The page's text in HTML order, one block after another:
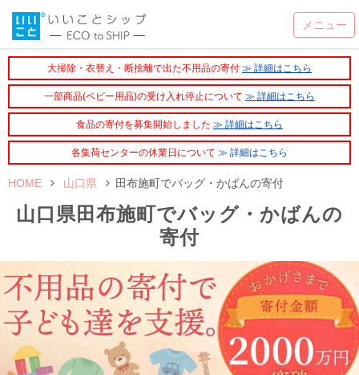
大掃除・衣替え・断捨離で出た不用品の寄付 ≫ 詳細はこちら
一部商品(ベビー用品)の受け入れ停止について ≫ 詳細はこちら
食品の寄付を募集開始しました ≫ 詳細はこちら
各集荷センターの休業日について ≫ 詳細はこちら
HOME 山口県 田布施町でバッグ・かばんの寄付
山口県田布施町でバッグ・かばんの
寄付